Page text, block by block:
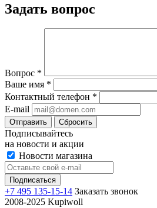
Задать вопрос
Вопрос *
Ваше имя *
Контактный телефон *
E-mail
Отправить Сбросить
Подписывайтесь
на новости и акции
Новости магазина
+7 495 135-15-14 Заказать звонок
2008-2025 Kupiwoll